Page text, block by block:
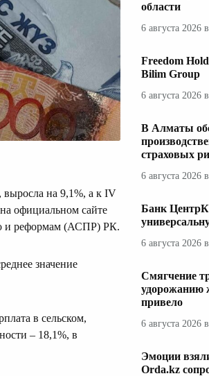
выросла на 9,1%, а к IV
официальном сайте
и реформам (АСПР) РК.
значение
в сельском,
– 18,1%, в
области
6 августа 2026
Freedom
Bilim Group
6 августа 2026
В Алматы
страховых
6 августа 2026
Банк
6 августа 2026
Смягчение
удорожанию
привело
6 августа 2026
Эмоции
Orda.kz